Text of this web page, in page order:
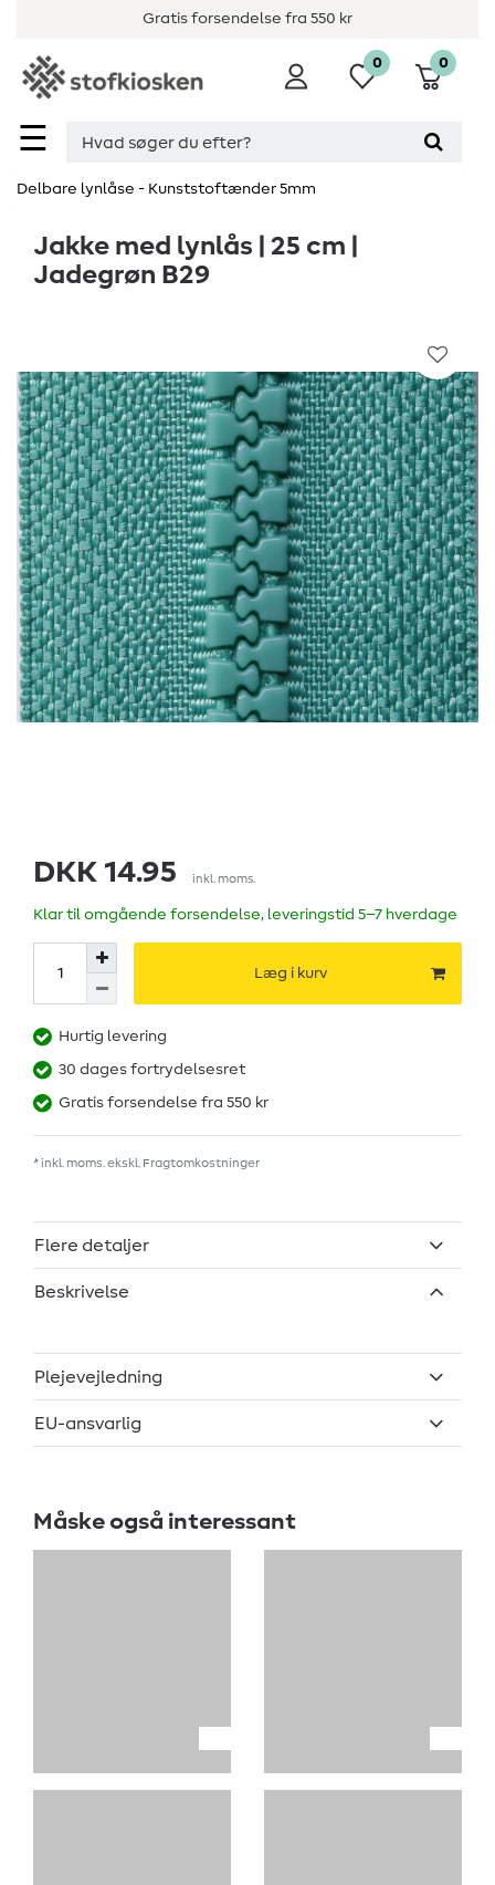
Gratis forsendelse fra 550 kr
☰
0 0
Delbare lynlåse - Kunststoftænder 5mm
Jakke med lynlås | 25 cm |
Jadegrøn B29
DKK 14.95 inkl. moms.
Klar til omgående forsendelse, leveringstid 5–7 hverdage
Læg i kurv
Hurtig levering
30 dages fortrydelsesret
Gratis forsendelse fra 550 kr
* inkl. moms. ekskl. Fragtomkostninger
Flere detaljer
Beskrivelse
Plejevejledning
EU-ansvarlig
Måske også interessant